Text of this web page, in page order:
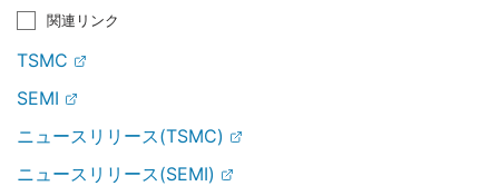
関連リンク
TSMC
SEMI
ニュースリリース(TSMC)
ニュースリリース(SEMI)